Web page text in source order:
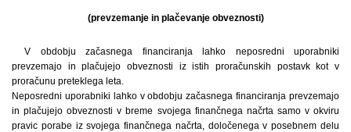
(prevzemanje in plačevanje obveznosti)
V obdobju začasnega financiranja lahko neposredni uporabniki
prevzemajo in plačujejo obveznosti iz istih proračunskih postavk kot v
proračunu preteklega leta.
Neposredni uporabniki lahko v obdobju začasnega financiranja prevzemajo
in plačujejo obveznosti v breme svojega finančnega načrta samo v okviru
pravic porabe iz svojega finančnega načrta, določenega v posebnem delu